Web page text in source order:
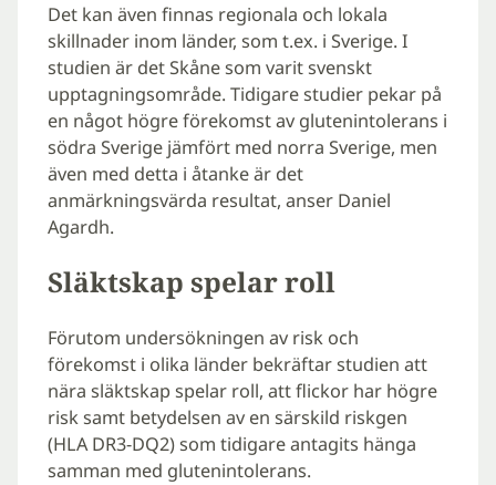
Det kan även finnas regionala och lokala
skillnader inom länder, som t.ex. i Sverige. I
studien är det Skåne som varit svenskt
upptagningsområde. Tidigare studier pekar på
en något högre förekomst av glutenintolerans i
södra Sverige jämfört med norra Sverige, men
även med detta i åtanke är det
anmärkningsvärda resultat, anser Daniel
Agardh.
Släktskap spelar roll
Förutom undersökningen av risk och
förekomst i olika länder bekräftar studien att
nära släktskap spelar roll, att flickor har högre
risk samt betydelsen av en särskild riskgen
(HLA DR3-DQ2) som tidigare antagits hänga
samman med glutenintolerans.